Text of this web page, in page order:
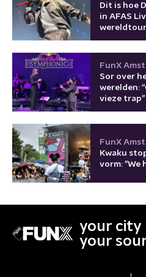
Dit is hoe
in AFAS
FunX
Sor over
werelden:
vieze trap”
FunX
Kwaku
vorm: "We
your city
your